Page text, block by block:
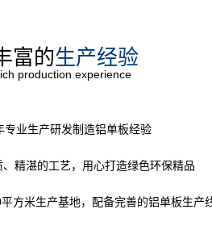
富的生产经验
production experience
专业生产研发制造铝单板经验
精湛的工艺，用心打造绿色环保精品
方米生产基地，配备完善的铝单板生产线